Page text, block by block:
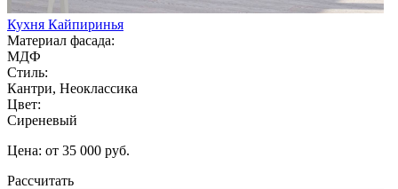
Кухня Кайпиринья
Материал фасада:
МДФ
Стиль:
Кантри, Неоклассика
Цвет:
Сиреневый
Цена: от 35 000 руб.
Рассчитать